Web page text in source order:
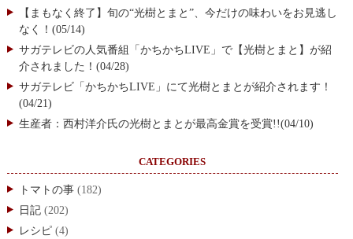
【まもなく終了】旬の“光樹とまと”、今だけの味わいをお見逃し
なく！(05/14)
サガテレビの人気番組「かちかちLIVE」で【光樹とまと】が紹
介されました！(04/28)
サガテレビ「かちかちLIVE」にて光樹とまとが紹介されます！
(04/21)
生産者：西村洋介氏の光樹とまとが最高金賞を受賞!!(04/10)
CATEGORIES
トマトの事(182)
日記(202)
レシピ(4)